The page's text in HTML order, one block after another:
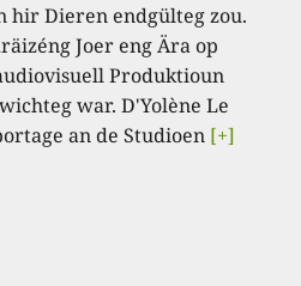
hir Dieren endgülteg zou.
Joer eng Ära op
Produktioun
war. D'Yolène Le
an de Studioen [+]